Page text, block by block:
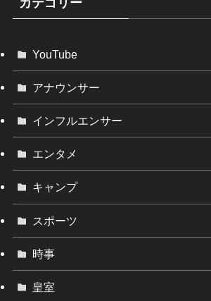
YouTube
アナウンサー
インフルエンサー
エンタメ
キャンプ
スポーツ
時事
皇室